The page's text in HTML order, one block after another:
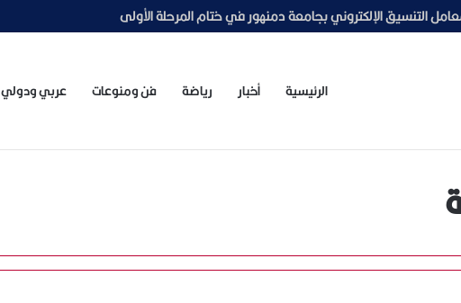
التضامن الاجتماعي لتعزيز قدرات وحدات التضامن بالجامعات
الرئيسية أخبار رياضة فن ومنوعات عربي ودولي